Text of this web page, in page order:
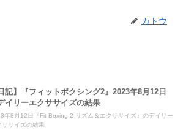
カトウ
記】『フィットボクシング2』2023年8月12日
イリーエクササイズの結果
年8月12日『Fit Boxing 2 リズム＆エクササイズ』のデイリー
ササイズの結果